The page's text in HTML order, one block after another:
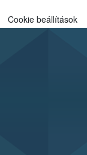
Cookie beállítások